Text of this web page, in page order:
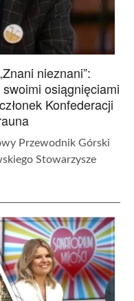
nieznani”:
swoimi osiągnięciami
Konfederacji
Przewodnik Górski
Stowarzysze